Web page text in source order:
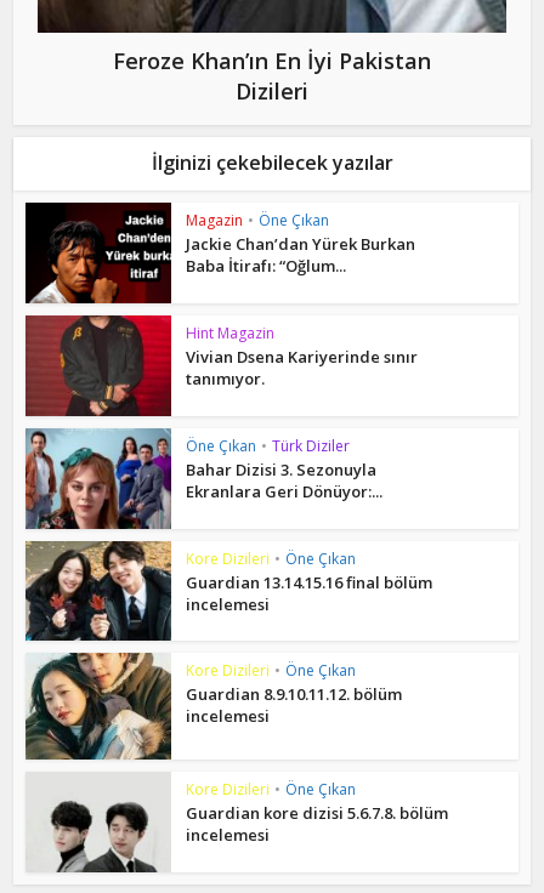
Feroze Khan’ın En İyi Pakistan
Dizileri
İlginizi çekebilecek yazılar
Magazin • Öne Çıkan
Jackie Chan’dan Yürek Burkan
Baba İtirafı: “Oğlum...
Hint Magazin
Vivian Dsena Kariyerinde sınır
tanımıyor.
Öne Çıkan • Türk Diziler
Bahar Dizisi 3. Sezonuyla
Ekranlara Geri Dönüyor:...
Kore Dizileri • Öne Çıkan
Guardian 13.14.15.16 final bölüm
incelemesi
Kore Dizileri • Öne Çıkan
Guardian 8.9.10.11.12. bölüm
incelemesi
Kore Dizileri • Öne Çıkan
Guardian kore dizisi 5.6.7.8. bölüm
incelemesi